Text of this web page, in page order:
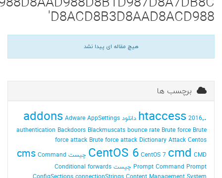
D8ACD8B3D8AAD8ACD988'
هیچ مقاله ای پیدا نشد
برچسب ها
.htaccess2016٬ دانلود addons Adware AppSettings
authentication Backdoors Blackmuscats bounce rate Brute force Brute
force attack Brute force attack Dictionary Attack Centos
CentOS 6 CentOS 7 cmd CMD چیست cms Command
Prompt Command Prompt چیست
Conditional forwards